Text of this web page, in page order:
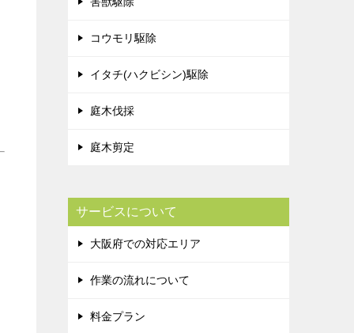
コウモリ駆除
イタチ(ハクビシン)駆除
庭木伐採
庭木剪定
サービスについて
大阪府での対応エリア
作業の流れについて
料金プラン